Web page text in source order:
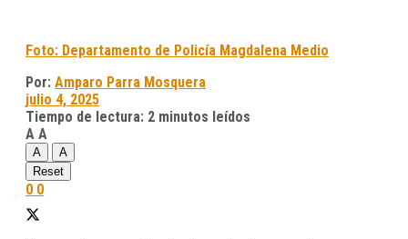
Foto: Departamento de Policía Magdalena Medio
Por: Amparo Parra Mosquera
julio 4, 2025
Tiempo de lectura: 2 minutos leídos
A A
A
A
Reset
0 0